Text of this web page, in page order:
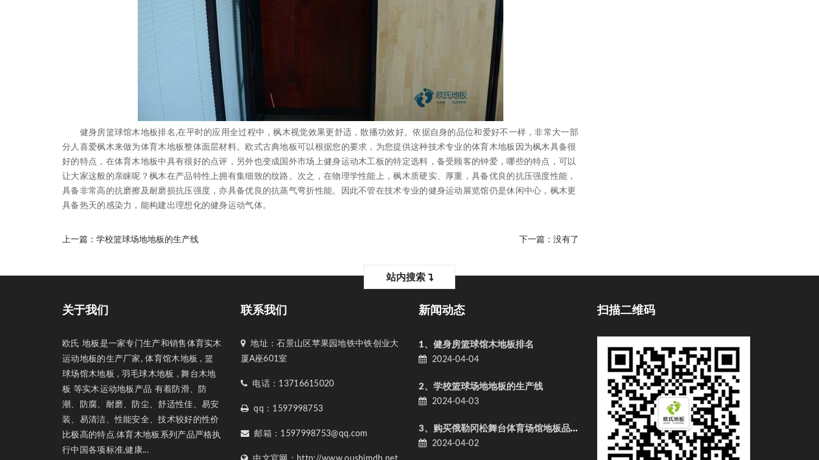
健身房篮球馆木地板排名,在平时的应用全过程中，枫木视觉效果更舒适，散播功效好。依据自身的品位和爱好不一样，非常大一部
分人喜爱枫木来做为体育木地板整体面层材料。欧式古典地板可以根据您的要求，为您提供这种技术专业的体育木地板因为枫木具备很
好的特点，在体育木地板中具有很好的点评，另外也变成国外市场上健身运动木工板的特定选料，备受顾客的钟爱，哪些的特点，可以
让大家这般的亲睐呢？枫木在产品特性上拥有集细致的纹路。次之，在物理学性能上，枫木质硬实、厚重，具备优良的抗压强度性能，
具备非常高的抗磨擦及耐磨损抗压强度，亦具备优良的抗蒸气弯折性能。因此不管在技术专业的健身运动展览馆仍是休闲中心，枫木更
具备热天的感染力，能构建出理想化的健身运动气体。
上一篇： 学校篮球场地地板的生产线 下一篇：没有了
站内搜索
关于我们
欧氏 地板是一家专门生产和销售体育实木
运动地板的生产厂家, 体育馆木地板 , 篮
球场馆木地板 , 羽毛球木地板 , 舞台木地
板 等实木运动地板产品 有着防滑、防
潮、防腐、耐磨、防尘、舒适性佳、易安
装、易清洁、性能安全、技术较好的性价
比极高的特点.体育木地板系列产品严格执
行中国各项标准,健康...
联系我们
地址：石景山区苹果园地铁中铁创业大
厦A座601室
电话：13716615020
qq：1597998753
邮箱：1597998753@qq.com
新闻动态
1、健身房篮球馆木地板排名
2024-04-04
2、学校篮球场地地板的生产线
2024-04-03
3、购买俄勒冈松舞台体育场馆地板品牌
2024-04-02
扫描二维码